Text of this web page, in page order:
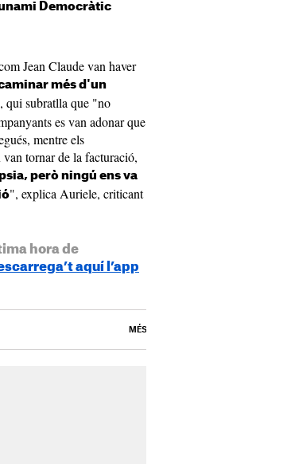
Democràtic
Jean Claude van haver
més d'un
qui subratlla que "no
es van adonar que
mentre els
tornar de la facturació,
però ningú ens va
", explica Auriele, criticant
hora de
aquí l’app
MÉS